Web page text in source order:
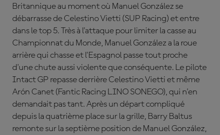
Britannique au moment où Manuel González se
débarrasse de Celestino Vietti (SUP Racing) et entre
dans le top 5. Très à l'attaque pour limiter la casse au
Championnat du Monde, Manuel González a la roue
arrière qui chasse et l'Espagnol passe tout proche
d'une chute aussi violente que conséquente. Le pilote
Intact GP repasse derrière Celestino Vietti et même
Arón Canet (Fantic Racing LINO SONEGO), qui n'en
demandait pas tant. Après un départ compliqué
depuis la quatrième place sur la grille, Barry Baltus
remonte sur la septième position de Manuel González,